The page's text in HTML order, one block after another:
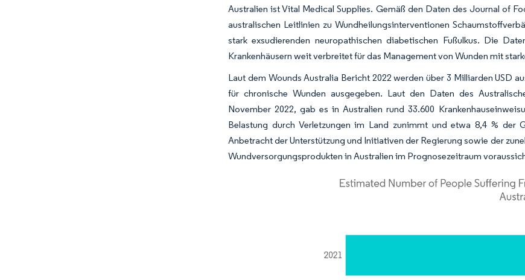
Australien ist Vital Medical Supplies. Gemäß den Daten des Journal of
australischen Leitlinien zu Wundheilungsinterventionen
stark exsudierenden neuropathischen diabetischen Fußulkus. Die
Krankenhäusern weit verbreitet für das Management von Wunden mit
Laut dem Wounds Australia Bericht 2022 werden über 3 Milliarden USD
für chronische Wunden ausgegeben. Laut den Daten des
November 2022, gab es in Australien rund 33.600
Belastung durch Verletzungen im Land zunimmt und etwa 8,4 % der
Anbetracht der Unterstützung und Initiativen der Regierung sowie der
Wundversorgungsprodukten in Australien im Prognosezeitraum